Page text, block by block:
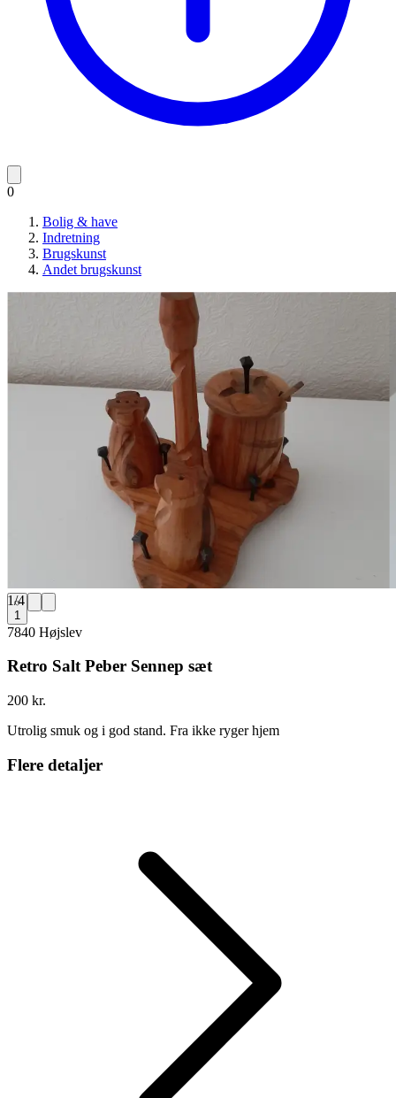
0
Bolig & have
Indretning
Brugskunst
Andet brugskunst
1/4
1
7840 Højslev
Retro Salt Peber Sennep sæt
200 kr.
Utrolig smuk og i god stand. Fra ikke ryger hjem
Flere detaljer